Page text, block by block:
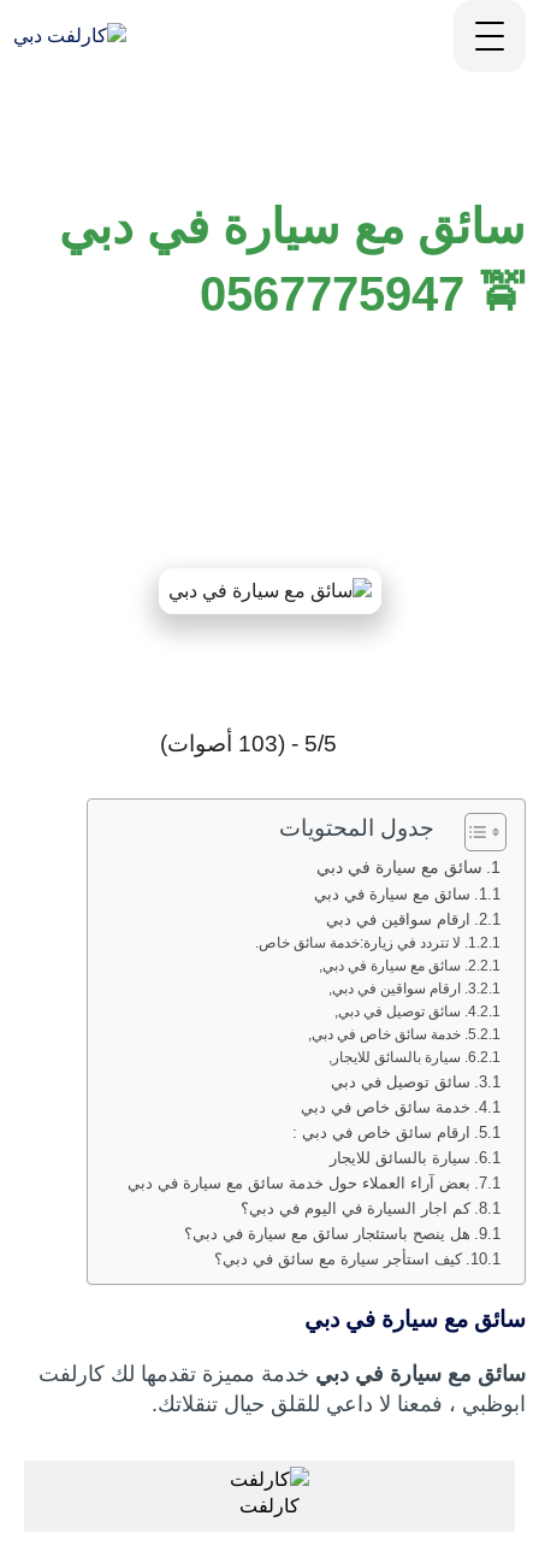
سائق مع سيارة في دبي
🚖 0567775947
5/5 - (103 أصوات)
جدول المحتويات
سائق مع سيارة في دبي
سائق مع سيارة في دبي
ارقام سواقين في دبي
لا تتردد في زيارة:خدمة سائق خاص.
سائق مع سيارة في دبي,
ارقام سواقين في دبي,
سائق توصيل في دبي,
خدمة سائق خاص في دبي,
سيارة بالسائق للايجار,
سائق توصيل في دبي
خدمة سائق خاص في دبي
ارقام سائق خاص في دبي :
سيارة بالسائق للايجار
بعض آراء العملاء حول خدمة سائق مع سيارة في دبي
كم اجار السيارة في اليوم في دبي؟
هل ينصح باستئجار سائق مع سيارة في دبي؟
كيف استأجر سيارة مع سائق في دبي؟
سائق مع سيارة في دبي
سائق مع سيارة في دبي خدمة مميزة تقدمها لك كارلفت
ابوظبي ، فمعنا لا داعي للقلق حيال تنقلاتك.
كارلفت